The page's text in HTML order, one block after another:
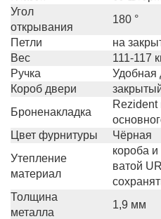
Угол
открывания
180 °
Петли
на
Вес
111-117
Ручка
Удобная
Короб двери
Броненакладка
Цвет фурнитуры
Чёрная
Утепление
материал
короба
ватой
Толщина
металла
1,9 мм